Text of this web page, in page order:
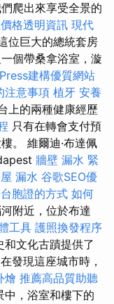
爬出來享受全景的
格透明資訊 現代
位巨大的總統套房
個帶桑拿浴室，漩
建構優質網站
注意事項 植牙 安養
上的兩種健康經歷
只有在轉會支付預
。 維爾迪·布達佩
牆壁 漏水 緊
漏水 谷歌SEO優
胞證的方式 如何
附近，位於布達
工具 護照換發程序
文化古蹟提供了
在發現這座城市時，
燴 推薦高品質助聽
中，浴室和樓下的